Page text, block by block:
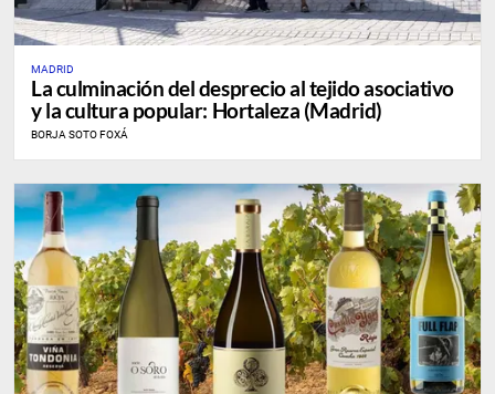
MADRID
La culminación del desprecio al tejido asociativo
y la cultura popular: Hortaleza (Madrid)
BORJA SOTO FOXÁ